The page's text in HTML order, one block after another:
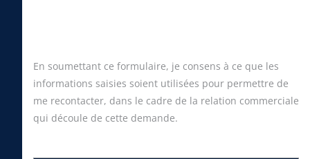
En soumettant ce formulaire, je consens à ce que les
informations saisies soient utilisées pour permettre de
me recontacter, dans le cadre de la relation commerciale
qui découle de cette demande.